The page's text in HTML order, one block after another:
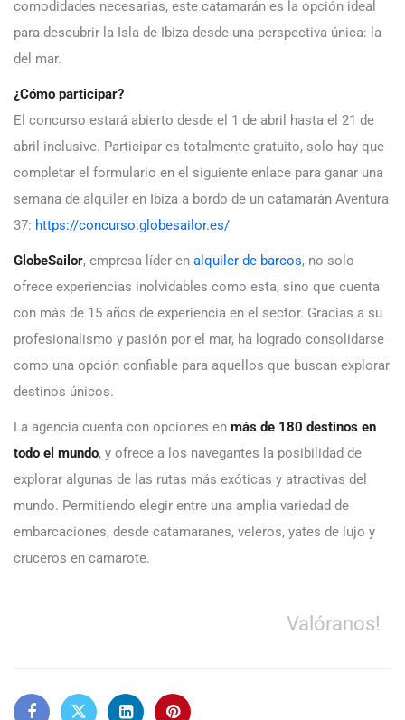
comodidades necesarias, este catamarán es la opción ideal
para descubrir la Isla de Ibiza desde una perspectiva única: la
del mar.
¿Cómo participar?
El concurso estará abierto desde el 1 de abril hasta el 21 de
abril inclusive. Participar es totalmente gratuito, solo hay que
completar el formulario en el siguiente enlace para ganar una
semana de alquiler en Ibiza a bordo de un catamarán Aventura
37: https://concurso.globesailor.es/
GlobeSailor, empresa líder en alquiler de barcos, no solo
ofrece experiencias inolvidables como esta, sino que cuenta
con más de 15 años de experiencia en el sector. Gracias a su
profesionalismo y pasión por el mar, ha logrado consolidarse
como una opción confiable para aquellos que buscan explorar
destinos únicos.
La agencia cuenta con opciones en más de 180 destinos en
todo el mundo, y ofrece a los navegantes la posibilidad de
explorar algunas de las rutas más exóticas y atractivas del
mundo. Permitiendo elegir entre una amplia variedad de
embarcaciones, desde catamaranes, veleros, yates de lujo y
cruceros en camarote.
Valóranos!